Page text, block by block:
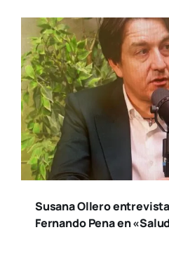
Susana Ollero
Fernando Pena en